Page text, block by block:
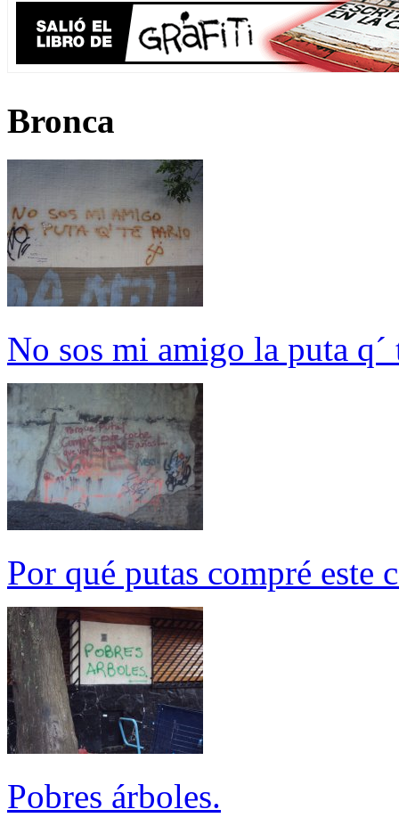
Bronca
No sos mi amigo la puta q´
Por qué putas compré este
Pobres árboles.